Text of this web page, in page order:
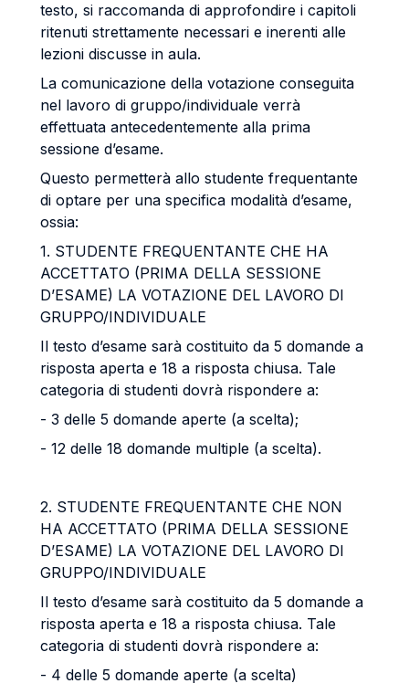
testo, si raccomanda di approfondire i capitoli
ritenuti strettamente necessari e inerenti alle
lezioni discusse in aula.
La comunicazione della votazione conseguita
nel lavoro di gruppo/individuale verrà
effettuata antecedentemente alla prima
sessione d’esame.
Questo permetterà allo studente frequentante
di optare per una specifica modalità d’esame,
ossia:
1. STUDENTE FREQUENTANTE CHE HA
ACCETTATO (PRIMA DELLA SESSIONE
D’ESAME) LA VOTAZIONE DEL LAVORO DI
GRUPPO/INDIVIDUALE
Il testo d’esame sarà costituito da 5 domande a
risposta aperta e 18 a risposta chiusa. Tale
categoria di studenti dovrà rispondere a:
- 3 delle 5 domande aperte (a scelta);
- 12 delle 18 domande multiple (a scelta).
2. STUDENTE FREQUENTANTE CHE NON
HA ACCETTATO (PRIMA DELLA SESSIONE
D’ESAME) LA VOTAZIONE DEL LAVORO DI
GRUPPO/INDIVIDUALE
Il testo d’esame sarà costituito da 5 domande a
risposta aperta e 18 a risposta chiusa. Tale
categoria di studenti dovrà rispondere a:
- 4 delle 5 domande aperte (a scelta)